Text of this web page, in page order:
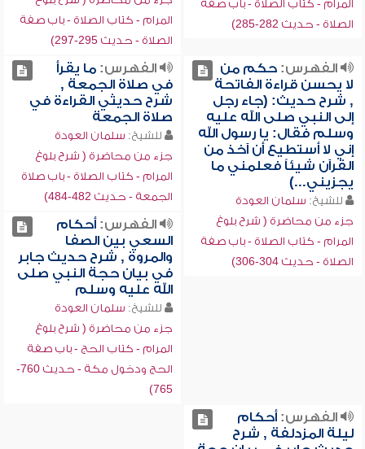
المرام - كتاب الصلاة - باب صفة
الصلاة - حديث 282-285)
المرام - كتاب الصلاة - باب صفة
الصلاة - حديث 295-297)
الفهرس:حكم من
لا يحسن قراءة الفاتحة
, شرح حديث: (جاء رجل
إلى النبي صلى الله عليه
وسلم فقال: يا رسول الله
إني لا أستطيع أن آخذ من
القرآن شيئاً فعلمني ما
يجزيني...)
للشيخ: سلمان العودة
جزء من محاضرة ( شرح بلوغ
المرام - كتاب الصلاة - باب صفة
الصلاة - حديث 304-306)
الفهرس:ما يقرأ
في صلاة الجمعة ,
شرح حديثي القراءة في
صلاة الجمعة
للشيخ: سلمان العودة
جزء من محاضرة ( شرح بلوغ
المرام - كتاب الصلاة - باب صلاة
الجمعة - حديث 482-484)
الفهرس:أحكام
السعي بين الصفا
والمروة , شرح حديث جابر
في بيان حجة النبي صلى
الله عليه وسلم
للشيخ: سلمان العودة
جزء من محاضرة ( شرح بلوغ
المرام - كتاب الحج - باب صفة
الحج ودخول مكة - حديث 760-
765)
الفهرس:أحكام
ليلة المزدلفة , شرح